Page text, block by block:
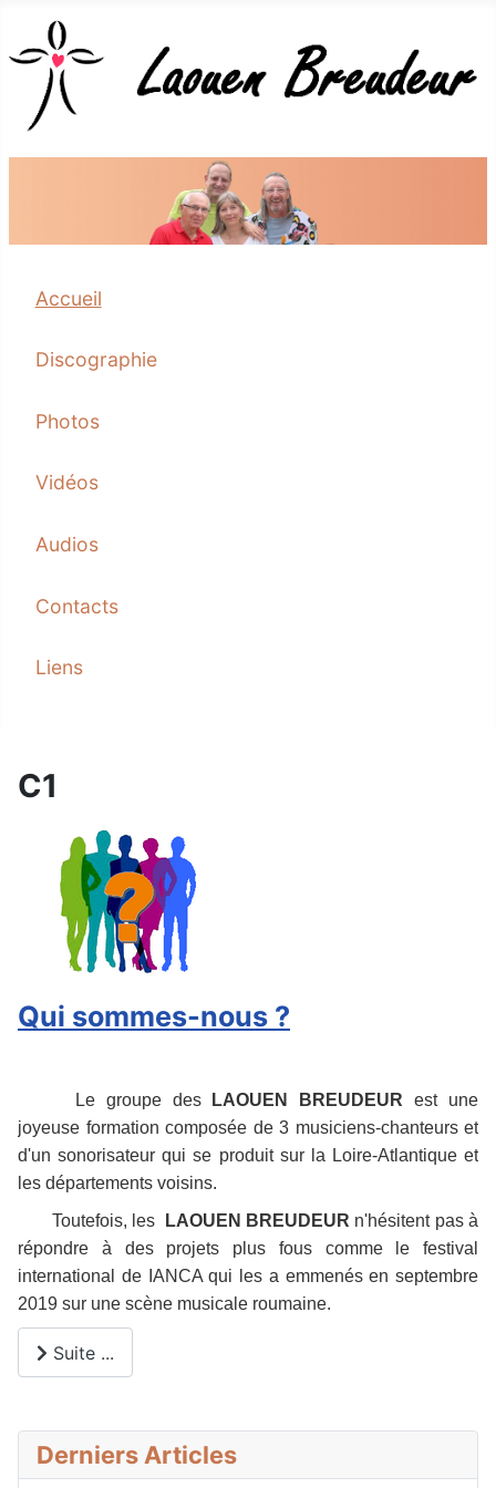
Accueil
Discographie
Photos
Vidéos
Audios
Contacts
Liens
C1
Qui sommes-nous ?
Le groupe des LAOUEN BREUDEUR
est une
joyeuse formation composée de 3 musiciens-chanteurs et
d'un sonorisateur qui se produit sur la Loire-Atlantique et
les départements voisins.
Toutefois, les LAOUEN BREUDEUR n'hésitent pas à
répondre à des projets plus fous comme le festival
international de IANCA qui les a emmenés en septembre
2019 sur une scène musicale roumaine.
Suite ...
Derniers Articles